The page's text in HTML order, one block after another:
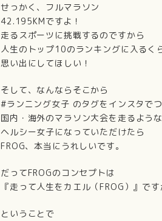
せっかく、フルマラソン
42.195KMですよ！
走るスポーツに挑戦するのですから
人生のトップ10のランキングに入るく
思い出にしてほしい！
そして、なんならそこから
#ランニング女子 のタグをインスタで
国内・海外のマラソン大会を走るような
ヘルシー女子になっていただけたら
FROG、本当にうれしいです。
だってFROGのコンセプトは
『走って人生をカエル（FROG）』です
ということで